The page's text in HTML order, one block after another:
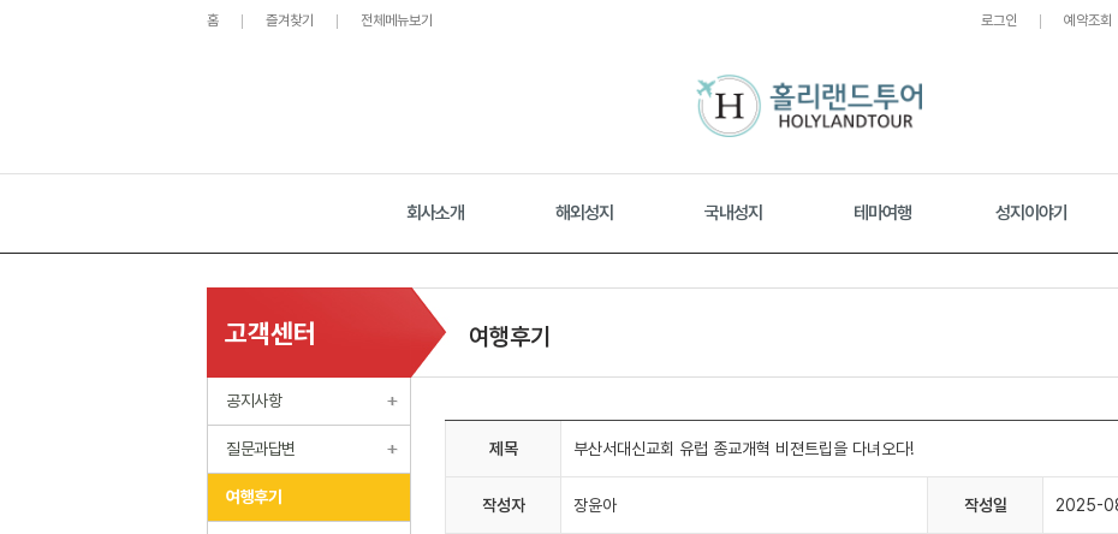
홈 즐겨찾기 전체메뉴보기 로그인 예약조회
회사소개 해외성지 국내성지 테마여행 성지이야기
고객센터
공지사항
질문과답변
여행후기
여행후기
제목 부산서대신교회 유럽 종교개혁 비젼트립을 다녀오다!
작성자 장윤아 작성일 2025-